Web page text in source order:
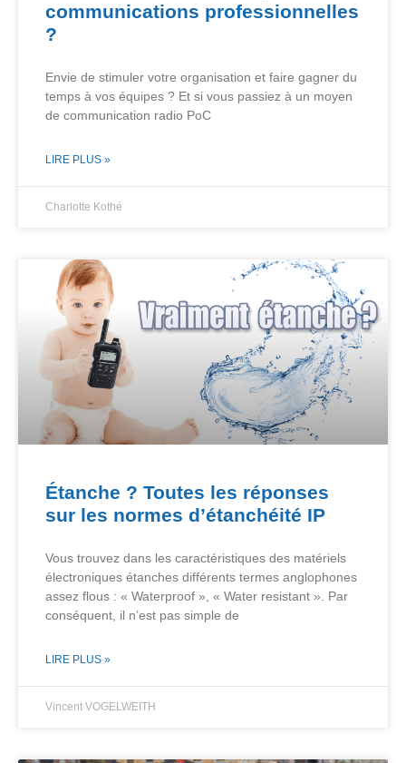
communications professionnelles
?
Envie de stimuler votre organisation et faire gagner du
temps à vos équipes ? Et si vous passiez à un moyen
de communication radio PoC
LIRE PLUS »
Charlotte Kothé
Étanche ? Toutes les réponses
sur les normes d’étanchéité IP
Vous trouvez dans les caractéristiques des matériels
électroniques étanches différents termes anglophones
assez flous : « Waterproof », « Water resistant ». Par
conséquent, il n’est pas simple de
LIRE PLUS »
Vincent VOGELWEITH